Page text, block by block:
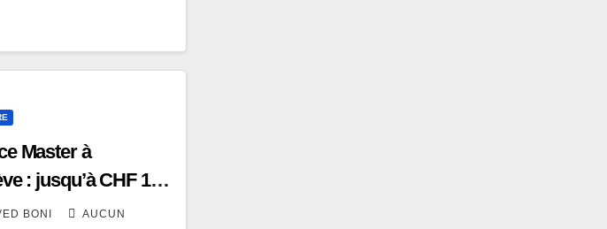
Master à
: jusqu’à CHF 15
en Suisse
BONI AUCUN